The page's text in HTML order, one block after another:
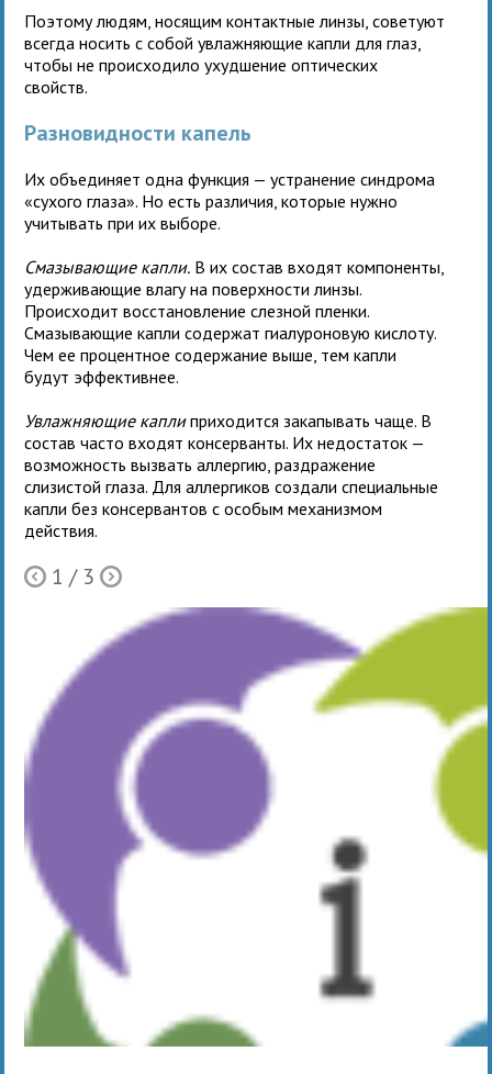
Поэтому людям, носящим контактные линзы, советуют
всегда носить с собой увлажняющие капли для глаз,
чтобы не происходило ухудшение оптических
свойств.
Разновидности капель
Их объединяет одна функция — устранение синдрома
«сухого глаза». Но есть различия, которые нужно
учитывать при их выборе.
Смазывающие капли. В их состав входят компоненты,
удерживающие влагу на поверхности линзы.
Происходит восстановление слезной пленки.
Смазывающие капли содержат гиалуроновую кислоту.
Чем ее процентное содержание выше, тем капли
будут эффективнее.
Увлажняющие каплиприходится закапывать чаще. В
состав часто входят консерванты. Их недостаток —
возможность вызвать аллергию, раздражение
слизистой глаза. Для аллергиков создали специальные
капли без консервантов с особым механизмом
действия.
Ò 1 / 3Õ